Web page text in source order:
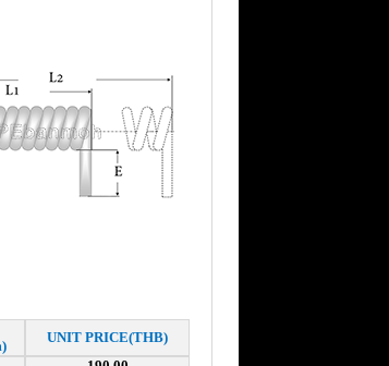
UNIT PRICE(THB)